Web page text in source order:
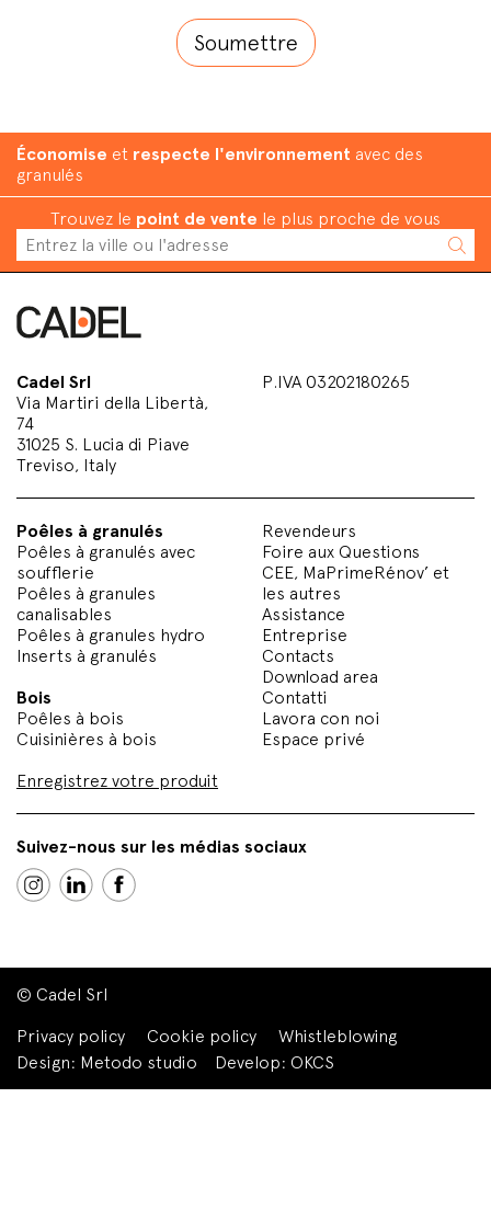
Économise et respecte l'environnement avec des
granulés
Trouvez le point de vente le plus proche de vous
Cadel Srl
Via Martiri della Libertà,
74
31025 S. Lucia di Piave
Treviso, Italy
P.IVA 03202180265
Poêles à granulés
Poêles à granulés avec
soufflerie
Poêles à granules
canalisables
Poêles à granules hydro
Inserts à granulés
Bois
Poêles à bois
Cuisinières à bois
Enregistrez votre produit
Revendeurs
Foire aux Questions
CEE, MaPrimeRénov’ et
les autres
Assistance
Entreprise
Contacts
Download area
Contatti
Lavora con noi
Espace privé
Suivez-nous sur les médias sociaux
© Cadel Srl
Privacy policy
Cookie policy
Whistleblowing
Design: Metodo studio Develop: OKCS